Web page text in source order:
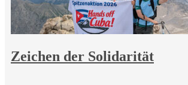
Zeichen der Solidarität